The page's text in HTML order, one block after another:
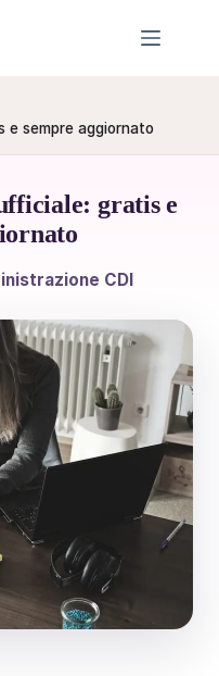
e sempre aggiornato
gratis e
CDI